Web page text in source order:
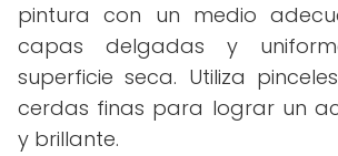
pintura con un medio
capas delgadas y
superficie seca. Utiliza
cerdas finas para lograr un
y brillante.